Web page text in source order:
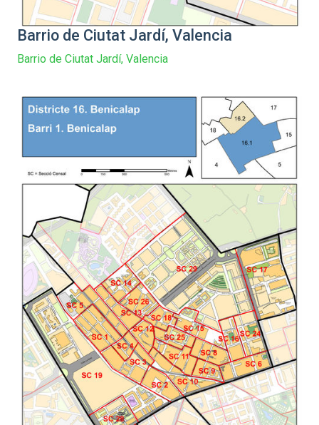
Barrio de Ciutat Jardí, Valencia
Barrio de Ciutat Jardí, Valencia